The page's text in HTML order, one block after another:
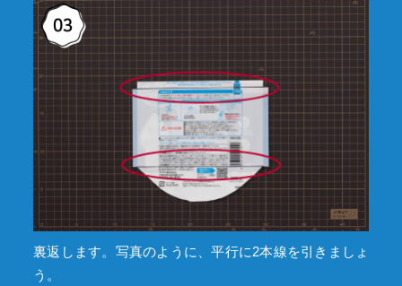
裏返します。写真のように、平行に2本線を引きましょ
う。